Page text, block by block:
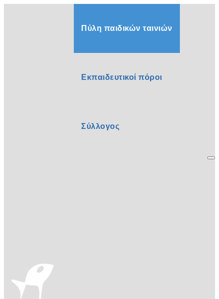
Πύλη παιδικών ταινιών
Εκπαιδευτικοί πόροι
Σύλλογος